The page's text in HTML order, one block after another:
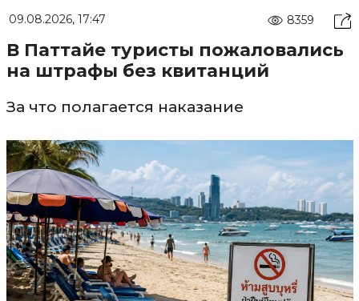
09.08.2026, 17:47 8359
В Паттайе туристы пожаловались
на штрафы без квитанций
За что полагается наказание